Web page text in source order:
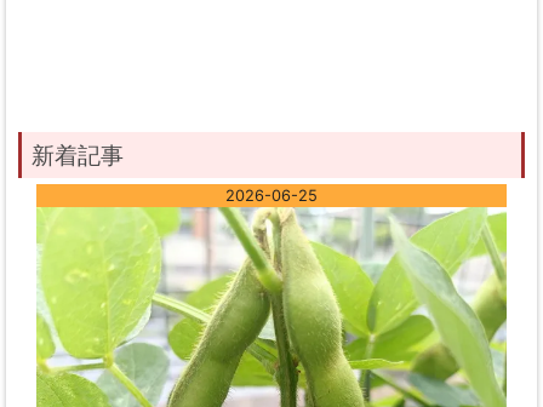
新着記事
2026-06-25